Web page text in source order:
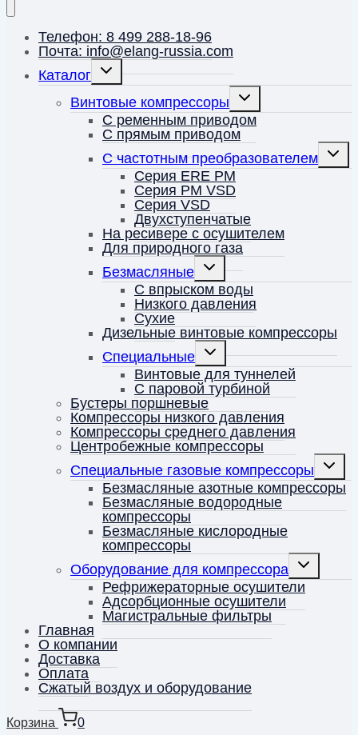
Телефон: 8 499 288-18-96
Почта: info@elang-russia.com
Каталог
Переключить
дочернее
Винтовые компрессоры
Переключить
меню
С ременным приводом
С прямым приводом
С частотным преобразователем
Серия ERE PM
Серия PM VSD
Серия VSD
Двухступенчатые
На ресивере с осушителем
Для природного газа
Безмасляные
Переключить
дочернее
меню
С впрыском воды
Низкого давления
Сухие
Дизельные винтовые компрессоры
Специальные
Переключить
дочернее
меню
Винтовые для туннелей
С паровой турбиной
Бустеры поршневые
Компрессоры низкого давления
Компрессоры среднего давления
Центробежные компрессоры
Специальные газовые компрессоры
меню
Безмасляные азотные компрессоры
Безмасляные водородные
компрессоры
Безмасляные кислородные
компрессоры
Оборудование для компрессора
Переключить
меню
Рефрижераторные осушители
Адсорбционные осушители
Магистральные фильтры
Главная
О компании
Доставка
Оплата
Сжатый воздух и оборудование
Корзина 0